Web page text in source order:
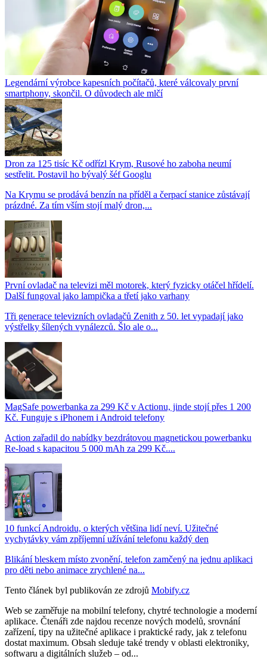
Legendární výrobce kapesních počítačů, které válcovaly první
smartphony, skončil. O důvodech ale mlčí
Dron za 125 tisíc Kč odřízl Krym, Rusové ho zaboha neumí
sestřelit. Postavil ho bývalý šéf Googlu
Na Krymu se prodává benzín na příděl a čerpací stanice zůstávají
prázdné. Za tím vším stojí malý dron,...
První ovladač na televizi měl motorek, který fyzicky otáčel hřídelí.
Další fungoval jako lampička a třetí jako varhany
Tři generace televizních ovladačů Zenith z 50. let vypadají jako
výstřelky šílených vynálezců. Šlo ale o...
MagSafe powerbanka za 299 Kč v Actionu, jinde stojí přes 1 200
Kč. Funguje s iPhonem i Android telefony
Action zařadil do nabídky bezdrátovou magnetickou powerbanku
Re-load s kapacitou 5 000 mAh za 299 Kč....
10 funkcí Androidu, o kterých většina lidí neví. Užitečné
vychytávky vám zpříjemní užívání telefonu každý den
Blikání bleskem místo zvonění, telefon zamčený na jednu aplikaci
pro děti nebo animace zrychlené na...
Tento článek byl publikován ze zdrojů Mobify.cz
Web se zaměřuje na mobilní telefony, chytré technologie a moderní
aplikace. Čtenáři zde najdou recenze nových modelů, srovnání
zařízení, tipy na užitečné aplikace i praktické rady, jak z telefonu
dostat maximum. Obsah sleduje také trendy v oblasti elektroniky,
softwaru a digitálních služeb – od...